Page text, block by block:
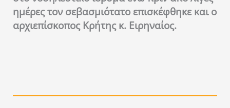
ημέρες τον σεβασμιότατο επισκέφθηκε και ο
αρχιεπίσκοπος Κρήτης κ. Ειρηναίος.